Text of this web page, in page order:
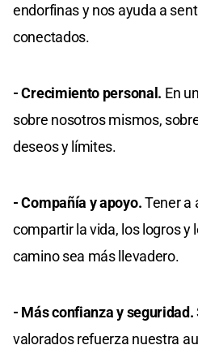
endorfinas y nos ayuda a
conectados.
- Crecimiento personal. En
sobre nosotros mismos,
deseos y límites.
- Compañía y apoyo.Tener a
compartir la vida, los logros y
camino sea más llevadero.
- Más confianza y seguridad.
valorados refuerza nuestra